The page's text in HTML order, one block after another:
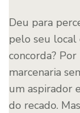
Deu para
pelo seu local
concorda?
marcenaria
um aspirador
do recado.